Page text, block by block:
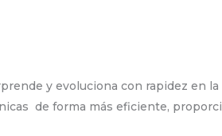
y evoluciona con rapidez en
de forma más eficiente,